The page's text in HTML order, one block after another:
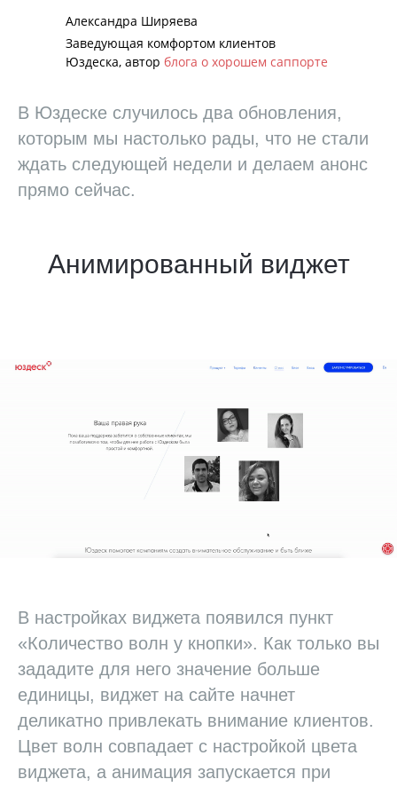
Александра Ширяева
Заведующая комфортом клиентов
Юздеска, автор блога о хорошем саппорте
В Юздеске случилось два обновления,
которым мы настолько рады, что не стали
ждать следующей недели и делаем анонс
прямо сейчас.
Анимированный виджет
В настройках виджета появился пункт
«Количество волн у кнопки». Как только вы
зададите для него значение больше
единицы, виджет на сайте начнет
деликатно привлекать внимание клиентов.
Цвет волн совпадает с настройкой цвета
виджета, а анимация запускается при